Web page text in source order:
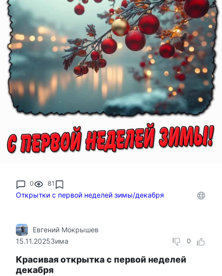
0 81
Открытки с первой неделей зимы/декабря
0
Евгений Мокрышев
15.11.2025Зима
Красивая открытка с первой неделей
декабря